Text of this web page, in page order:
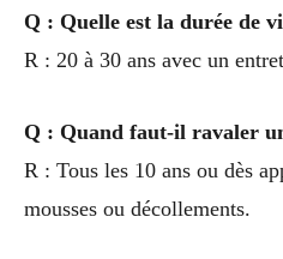
Q : Quelle est la durée de
R : 20 à 30 ans avec un
Q : Quand faut-il ravaler
R : Tous les 10 ans ou dès
mousses ou décollements.